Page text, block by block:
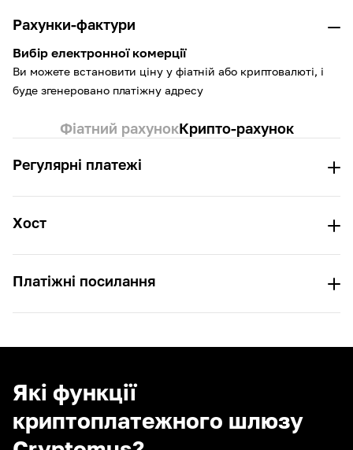
Рахунки-фактури
Вибір електронної комерції
Ви можете встановити ціну у фіатній або криптовалюті, і
буде згенеровано платіжну адресу
Фіатний рахунокКрипто-рахунок
TRON (TRC-20)
TRON (TRC-20)
Регулярні платежі
Хост
Платіжні посилання
Які функції
криптоплатежного шлюзу